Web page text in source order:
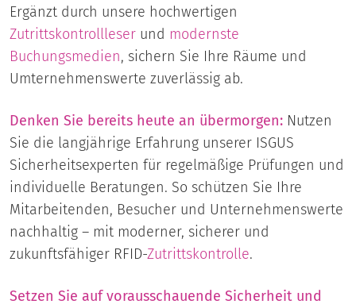
Ergänzt durch unsere hochwertigen
Zutrittskontrollleser und modernste
Buchungsmedien, sichern Sie Ihre Räume und
Umternehmenswerte zuverlässig ab.
Denken Sie bereits heute an übermorgen: Nutzen
Sie die langjährige Erfahrung unserer ISGUS
Sicherheitsexperten für regelmäßige Prüfungen und
individuelle Beratungen. So schützen Sie Ihre
Mitarbeitenden, Besucher und Unternehmenswerte
nachhaltig – mit moderner, sicherer und
zukunftsfähiger RFID-Zutrittskontrolle.
Setzen Sie auf vorausschauende Sicherheit und